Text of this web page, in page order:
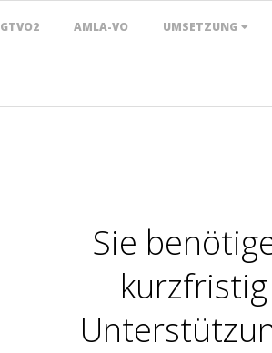
GTVO2 AMLA-VO UMSETZUNG
Sie
kurzfristig